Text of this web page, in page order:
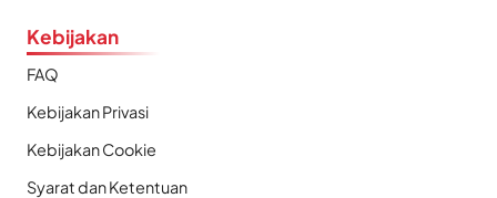
Kebijakan
FAQ
Kebijakan Privasi
Kebijakan Cookie
Syarat dan Ketentuan